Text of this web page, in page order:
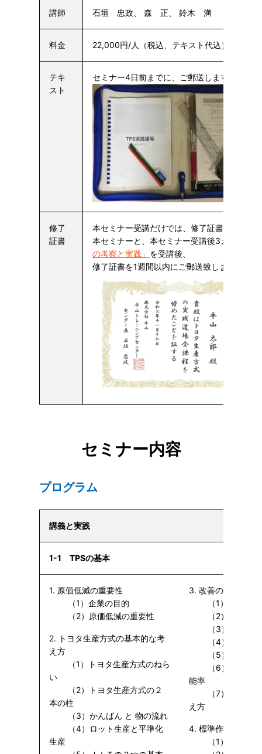
講師 石垣 忠政、 森 正、 鈴木 満
料金 22,000円/人（税込、テキスト代込）
テキ
スト
セミナー4日前までに、ご郵送します。
修了
証書
本セミナー受講だけでは、修了証書を発行で
本セミナーと、本セミナー受講後3カ月以内
の考察と実践」 を受講後、
修了証書を1週間以内にご郵送致します。
セミナー内容
プログラム
講義と実践
1-1 TPSの基本
1. 原価低減の重要性
（1）企業の目的
（2）原価低減の重要性
2. トヨタ生産方式の基本的な考
え方
（1）トヨタ生産方式のねら
い
（2）トヨタ生産方式の２
本の柱
（3）かんばん と 物の流れ
（4）ロット生産と平準化
生産
3. 改善の考え方
（1）作業改善
（2）改善の目
（3）ムダの認
（4）仕事とム
（5）ムダの種
（6）見かけの
能率
（7）着想を出
え方
4. 標準作業
（1）標準作業